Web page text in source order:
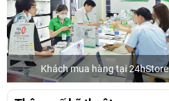
Khách mua hàng tại 24hStore